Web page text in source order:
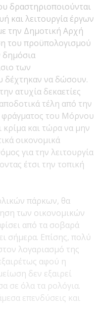
δραστηριοποιούνται
και λειτουργία έργων
την Δημοτική Αρχή
του προϋπολογισμού
δημόσια
των
δέχτηκαν να δώσουν.
ατυχία δεκαετίες
τέλη από την
φράγματος του Μόρνου
κρίμα και τώρα να μην
οικονομικά
για την λειτουργία
έτσι την τοπική
πάρκων, θα
των οικονομικών
από τα σοβαρά
σήμερα. Επίσης, πολύ
λογαριασμό της
αφού η
δεν εξαιρεί
σε όλα τα ρολόγια.
επενδύσεις και